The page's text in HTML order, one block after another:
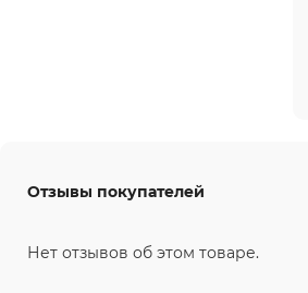
Отзывы покупателей
Нет отзывов об этом товаре.